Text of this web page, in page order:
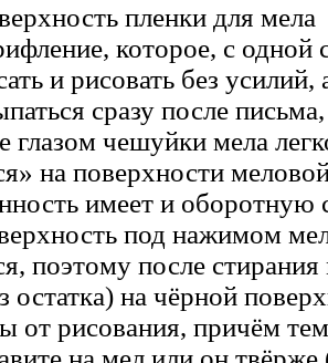
пленки для мела
которое, с одной
и рисовать без усилий,
сразу после
глазом чешуйки мела
на поверхности
имеет и оборотную
под нажимом
поэтому после
остатка) на чёрной
от рисования, причём